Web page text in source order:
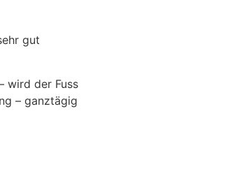
gut
wird der Fuss
– ganztägig